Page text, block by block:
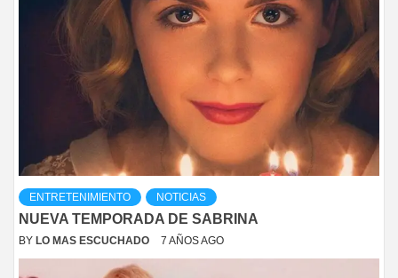
ENTRETENIMIENTO NOTICIAS
NUEVA TEMPORADA DE SABRINA
BY LO MAS ESCUCHADO 7 AÑOS AGO